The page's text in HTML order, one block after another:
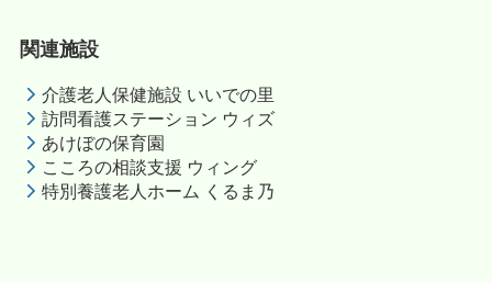
関連施設
介護老人保健施設 いいでの里
訪問看護ステーション ウィズ
あけぼの保育園
こころの相談支援 ウィング
特別養護老人ホーム くるま乃